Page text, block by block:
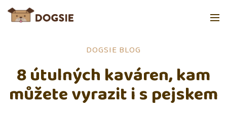
DOGSIE BLOG
8 útulných kaváren, kam
můžete vyrazit i s pejskem